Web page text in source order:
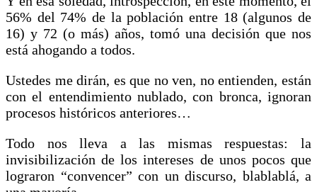
56% del 74% de la población entre 18 (algunos de
16) y 72 (o más) años, tomó una decisión que nos
está ahogando a todos.
Ustedes me dirán, es que no ven, no entienden, están
con el entendimiento nublado, con bronca, ignoran
procesos históricos anteriores…
Todo nos lleva a las mismas respuestas: la
invisibilización de los intereses de unos pocos que
lograron “convencer” con un discurso, blablablá, a